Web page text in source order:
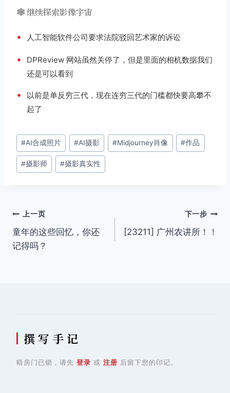
🕸️ 继续探索影像宇宙
• 人工智能软件公司要求法院驳回艺术家的诉讼
•
DPReview 网站虽然关停了，但是里面的相机数据我们
还是可以看到
•
以前是单反穷三代，现在连穷三代的门槛都快要高攀不
起了
文
章
标
#AI合成照片 #AI摄影 #Midjourney肖像 #作品
#摄影师 #摄影真实性
文
章
上一页
童年的这些回忆，你还
记得吗？
下一步
[23211] 广州农讲所！！
撰 写 手 记
暗房门已锁，请先 登录 或 注册 后留下您的印记。